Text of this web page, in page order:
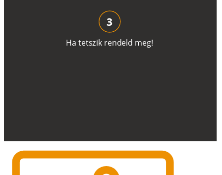
Ha tetszik rendeld meg!
3